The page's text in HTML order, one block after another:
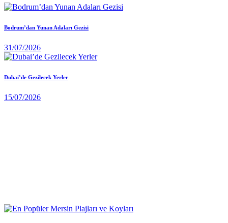
Bodrum’dan Yunan Adaları Gezisi
31/07/2026
Dubai’de Gezilecek Yerler
15/07/2026